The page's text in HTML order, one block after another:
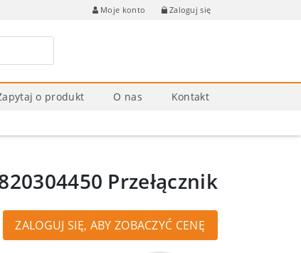
Moje konto Zaloguj się
o produkt O nas Kontakt
Przełącznik
ZALOGUJ SIĘ, ABY ZOBACZYĆ CENĘ